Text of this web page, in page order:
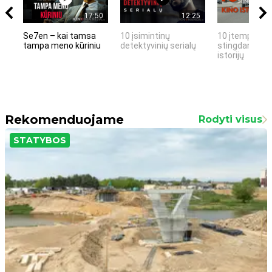
17:50
Se7en – kai tamsa
tampa meno kūriniu
12:25
10 įsimintinų
detektyvinių serialų
10 įtemptų,
stingdančių
istorijų
Rekomenduojame Rodyti visus
STATYBOS